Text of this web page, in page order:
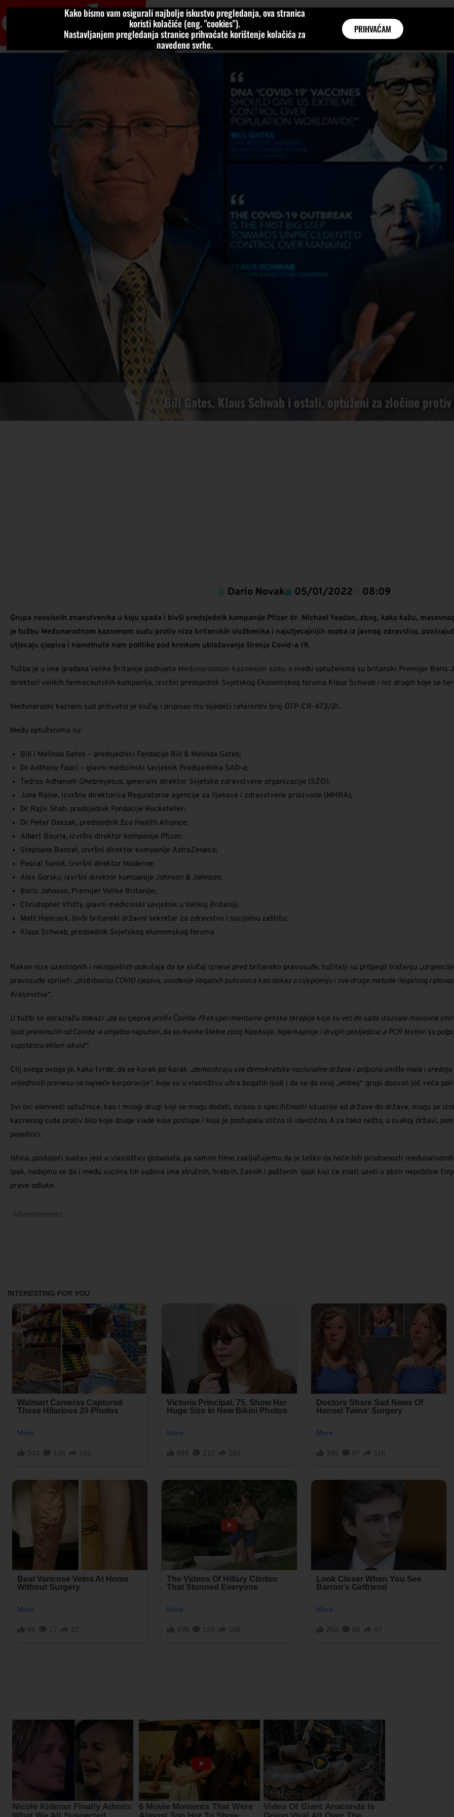
VIJESTI KOLUMNE KATEGORIJE INTERVJUI AKTUALNO
Bill Gates, Klaus Schwab i ostali, optuženi za zločine
Dario Novak 05/01/2022 08:09
Grupa neovisnih znanstvenika u koju spada i bivši predsjednik kompanije Pfizer dr. Michael Yeadon, zbog, kako kažu,
je tužbu Međunarodnom kaznenom sudu protiv niza britanskih službenika i najutjecajnijih osoba iz javnog zdravstva,
utjecaju cjepiva i nametnute nam politike pod krinkom ublažavanja širenja Covid-a 19.
Tužba je u ime građana Velike Britanije podnijeta Međunarodnom kaznenom sudu, a među optuženima su britanski Premijer Boris
direktori velikih farmaceutskih kompanija, izvršni predsjednik Svjetskog Ekonomskog foruma Klaus Schwab i niz drugih koje se
​Međunarodni kazneni sud prihvatio je slučaj i pripisao mu sljedeći referentni broj OTP-CR-473/21.
​Među optuženima su:
Bill i Melinda Gates – predsjednici Fondacije Bill & Melinda Gates;
Dr Anthony Fauci – glavni medicinski savjetnik Predsjednika SAD-a;
Tedros Adhanom Ghebreyesus, generalni direktor Svjetske zdravstvene organizacije (SZO);
June Raine, izvršna direktorica Regulatorne agencije za lijekove i zdravstvene proizvode (MHRA);
Dr Rajiv Shah, predsjednik Fondacije Rockefeller;
Dr Peter Daszak, predsjednik Eco Health Alliance;
Albert Bourla, izvršni direktor kompanije Pfizer;
Stephane Bancel, izvršni direktor kompanije AstraZeneca;
Pascal Soriot, izvršni direktor Moderne;
Alex Gorsky, izvršni direktor kompanije Johnson & Johnson;
Boris Johnson, Premijer Velike Britanije;
Christopher Vhitty, glavni medicinski savjetnik u Velikoj Britaniji;
Matt Hancock, bivši britanski državni sekretar za zdravstvo i socijalnu zaštitu;
Klaus Schwab, predsednik Svjetskog ekonomskog foruma
Nakon niza uzastopnih i neuspješnih pokušaja da se slučaj iznese pred britansko pravosuđe, tužitelji su pribjegli traženju
pravosuđe spriječi „distribuciju COVID cjepiva, uvođenje ilegalnih putovnica kao dokaz o cijepljenju i sve druge metode ilegalnog
Kraljevstva“.
U tužbi se obrazlažu dokazi „da su cjepiva protiv Covida-19 eksperimentalne genske terapije koje su već do sada izazvale masovne
ljudi preminulih od Covida-a umjetno napuhan, da su maske štetne zbog hipoksije, hiperkapnije i drugih posljedica; a PCR testovi su
supstancu etilen-oksid“.
Cilj svega ovoga je, kako tvrde, da se korak po korak „demontiraju sve demokratske nacionalne države i potpuno unište mala i
vrijednosti prenesu na najveće korporacije“, koje su u vlasništvu ultra bogatih ljudi i da se da ovoj „elitnoj“ grupi dozvoli još veća
Svi ovi elementi optužnice, kao i mnogi drugi koji se mogu dodati, ovisno o specifičnosti situacije od države do države, mogu se
kaznenog suda protiv bilo koje druge vlade koja postupa i koja je postupala slično ili identično. A za tako nešto, u svakoj državi,
pojedinci.
Istina, postojeći sustav jest u vlasništvu globalista, pa samim time zaključujemo da je teško da neće biti pristranosti
Ipak, nadajmo se da i među sucima tih sudova ima stručnih, hrabrih, časnih i poštenih ljudi koji će znati uzeti u obzir nepobitne
prave odluke.
Advertisements
Kako bismo vam osigurali najbolje iskustvo pregledanja, ova stranica
koristi kolačiće (eng. "cookies").
Nastavljanjem pregledanja stranice prihvaćate korištenje kolačića za
navedene svrhe.
PRIHVAĆAM